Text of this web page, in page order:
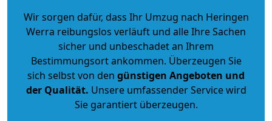
Wir sorgen dafür, dass Ihr Umzug nach Heringen
Werra reibungslos verläuft und alle Ihre Sachen
sicher und unbeschadet an Ihrem
Bestimmungsort ankommen. Überzeugen Sie
sich selbst von den günstigen Angeboten und
der Qualität. Unsere umfassender Service wird
Sie garantiert überzeugen.